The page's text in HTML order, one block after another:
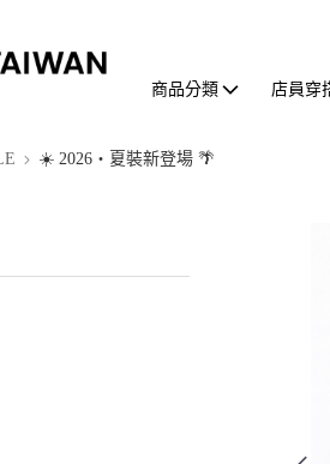
商品分類 店員穿
☀️ 2026・夏裝新登場 🌴